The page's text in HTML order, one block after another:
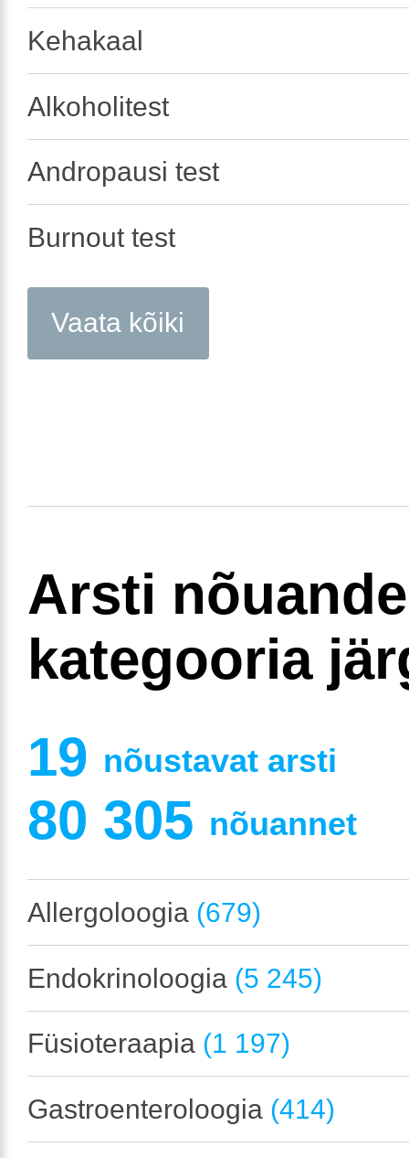
Kehakaal
Alkoholitest
Andropausi test
Burnout test
Vaata kõiki
Arsti
kategooria
19 nõustavat arsti
80 305 nõuannet
Allergoloogia (679)
Endokrinoloogia (5 245)
Füsioteraapia (1 197)
Gastroenteroloogia (414)